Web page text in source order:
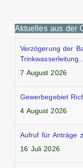
Aktuelles aus der
Verzögerung der
Trinkwasserleitung…
7 August 2026
Gewerbegebiet
4 August 2026
Aufruf für Anträge
16 Juli 2026